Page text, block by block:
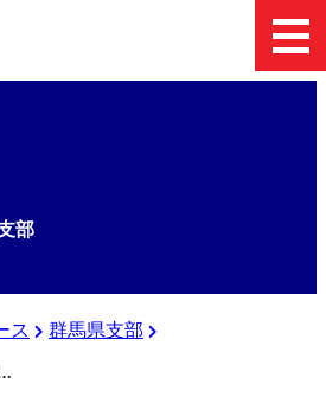
部
ス
群馬県支部
年1年生サマー大会